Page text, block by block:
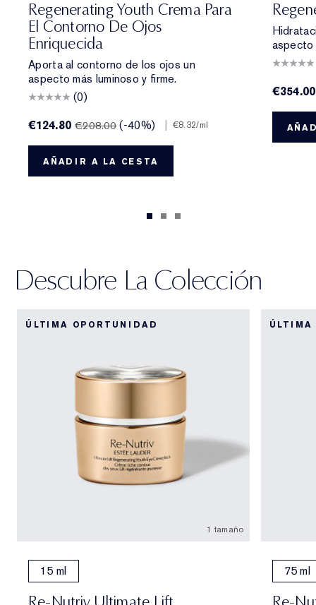
Regenerating Youth Crema Para
El Contorno De Ojos
Enriquecida
Aporta al contorno de los ojos un
aspecto más luminoso y firme.
(0)
€124.80€208.00 (-40%) | €8.32/ml
AÑADIR A LA CESTA
aspecto
€354.00
Descubre La Colección
ÚLTIMA OPORTUNIDAD
1 tamaño
15 ml
ÚLTIMA
75 ml